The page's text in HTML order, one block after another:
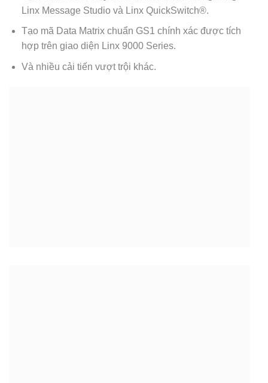
Linx Message Studio và Linx QuickSwitch®.
Tạo mã Data Matrix chuẩn GS1 chính xác được tích
hợp trên giao diện Linx 9000 Series.
Và nhiều cải tiến vượt trội khác.